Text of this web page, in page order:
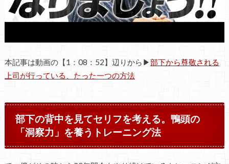
本記事は動画の【1：08：52】辺りから▶部下から尊敬される
上司が行っている、たった一つの方法
部下の背中を見てセリフを考える。鴨頭の
「洞察力」を養うトレーニング法